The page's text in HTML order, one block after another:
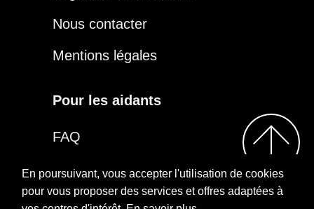
Nous contacter
Mentions légales
Pour les aidants
FAQ
Être aidant
En poursuivant, vous accepter l'utilisation de cookies
pour vous proposer des services et offres adaptées à